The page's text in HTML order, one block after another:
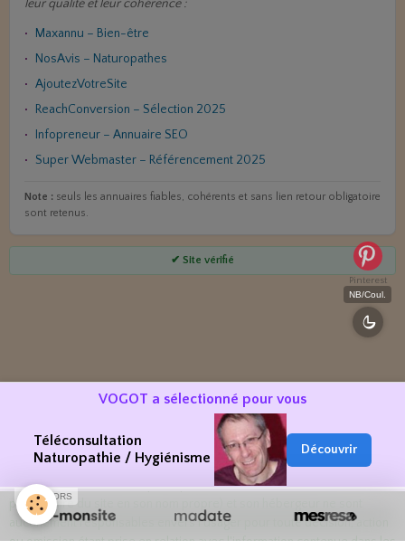
leur qualité et leur cohérence :
Maxannu – Bien-être
NosAvis – Naturopathes
AjoutezVotreSite
ReachConversion – Sélection 2025
Infopreneur – Annuaire SEO
Super Webmaster – Référencement 2025
Note : seuls les annuaires fiables, cohérents et sans lien retour obligatoire
sont retenus.
✔ Site vérifié
Pinterest
NB/Coul.
VOGOT a sélectionné pour vous
Téléconsultation
Naturopathie / Hygiénisme
Découvrir
Les renseignements et opinions cités dans toutes les pages de ce site
web ne sont donnés que pour votre information. Ils ne doivent pas être
substitués à un avis thérapeutique éclairé. VOGOT© (ou le
propriétaire du site en son nom propre) et son hébergeur ne sont
aucunement responsables envers l'usager pour toute décision, action
SPONSORS